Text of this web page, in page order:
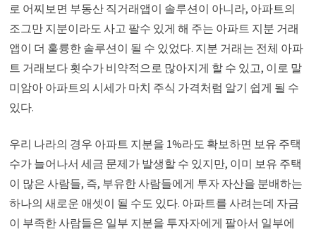
로 어찌보면 부동산 직거래앱이 솔루션이 아니라, 아파트의
조그만 지분이라도 사고 팔수 있게 해 주는 아파트 지분 거래
앱이 더 훌륭한 솔루션이 될 수 있었다. 지분 거래는 전체 아파
트 거래보다 횟수가 비약적으로 많아지게 할 수 있고, 이로 말
미암아 아파트의 시세가 마치 주식 가격처럼 알기 쉽게 될 수
있다.
우리 나라의 경우 아파트 지분을 1%라도 확보하면 보유 주택
수가 늘어나서 세금 문제가 발생할 수 있지만, 이미 보유 주택
이 많은 사람들, 즉, 부유한 사람들에게 투자 자산을 분배하는
하나의 새로운 애셋이 될 수도 있다. 아파트를 사려는데 자금
이 부족한 사람들은 일부 지분을 투자자에게 팔아서 일부에